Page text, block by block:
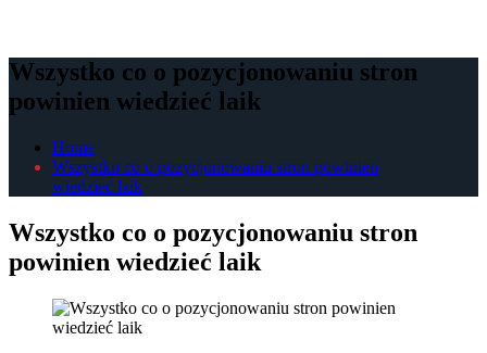
Wszystko co o pozycjonowaniu stron
powinien wiedzieć laik
Home
Wszystko co o pozycjonowaniu stron powinien
wiedzieć laik
Wszystko co o pozycjonowaniu stron
powinien wiedzieć laik